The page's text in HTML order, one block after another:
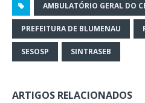
AMBULATÓRIO GERAL DO
PREFEITURA DE BLUMENAU
SESOSP SINTRASEB
ARTIGOS RELACIONADOS